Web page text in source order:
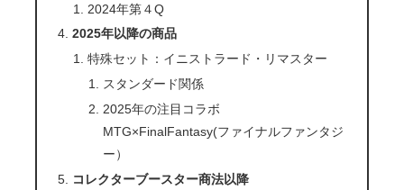
2024年第４Q
2025年以降の商品
特殊セット：イニストラード・リマスター
スタンダード関係
2025年の注目コラボ
MTG×FinalFantasy(ファイナルファンタジ
ー）
コレクターブースター商法以降